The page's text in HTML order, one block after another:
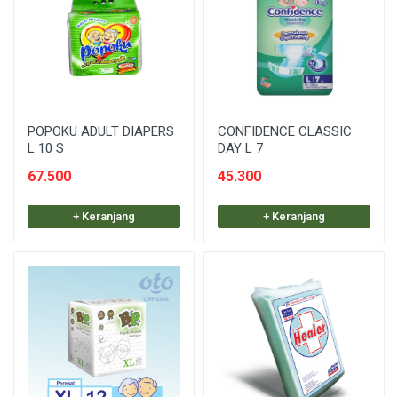
POPOKU ADULT DIAPERS
L 10 S
67.500
+ Keranjang
CONFIDENCE CLASSIC
DAY L 7
45.300
+ Keranjang